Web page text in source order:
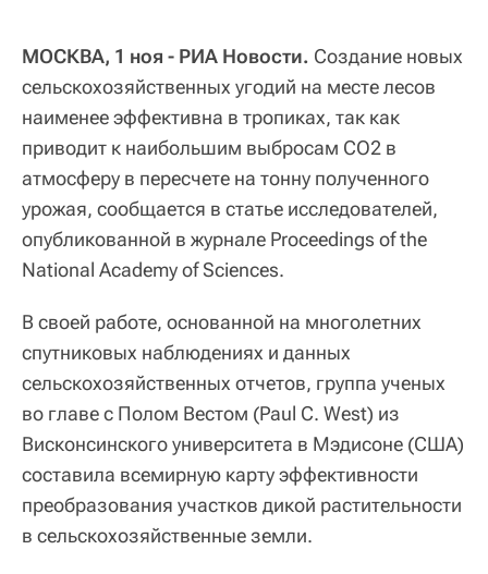
МОСКВА, 1 ноя - РИА Новости. Cоздание новых
сельскохозяйственных угодий на месте лесов
наименее эффективна в тропиках, так как
приводит к наибольшим выбросам СО2 в
атмосферу в пересчете на тонну полученного
урожая, сообщается в статье исследователей,
опубликованной в журнале Proceedings of the
National Academy of Sciences.
В своей работе, основанной на многолетних
спутниковых наблюдениях и данных
сельскохозяйственных отчетов, группа ученых
во главе с Полом Вестом (Paul C. West) из
Висконсинского университета в Мэдисоне (США)
составила всемирную карту эффективности
преобразования участков дикой растительности
в сельскохозяйственные земли.